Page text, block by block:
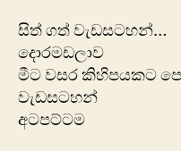
සිත් ගත් වැඩසටහන්…
දොරමඩලාව
මීට වසර කිහිපයකට
වැඩසටහන්
අටපට්ටම